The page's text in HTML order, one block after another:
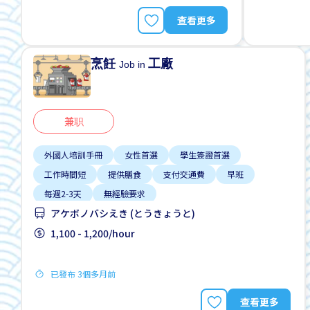
查看更多
烹飪Job in工廠
兼职
外國人培訓手冊 女性首選
學生簽證首選
工作時間短
提供膳食 支付交通費
早班
每週2-3天
無經驗要求
アケボノバシえき (とうきょうと)
1,100 - 1,200/hour
已發布 3個多月前
查看更多